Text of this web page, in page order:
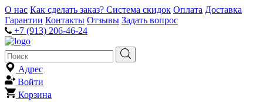
О нас Как сделать заказ? Система скидок Оплата Доставка
Гарантии Контакты Отзывы Задать вопрос
+7 (913) 206-46-24
Адрес
Войти
Корзина